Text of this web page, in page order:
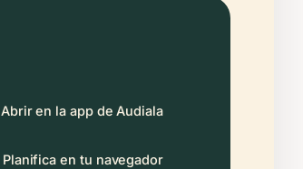
Abrir en la app de Audiala
Planifica en tu navegador